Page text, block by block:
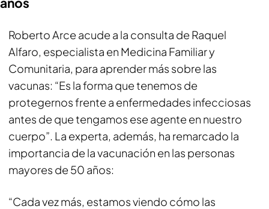
Roberto Arce acude a la consulta de Raquel
Alfaro, especialista en Medicina Familiar y
Comunitaria, para aprender más sobre las
vacunas: “Es la forma que tenemos de
protegernos frente a enfermedades infecciosas
antes de que tengamos ese agente en nuestro
cuerpo”. La experta, además, ha remarcado la
importancia de la vacunación en las personas
mayores de 50 años:
“Cada vez más, estamos viendo cómo las